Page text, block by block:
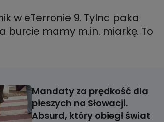
w eTerronie 9. Tylna paka
burcie mamy m.in. miarkę. To
Mandaty za prędkość dla
pieszych na Słowacji.
Absurd, który obiegł świat